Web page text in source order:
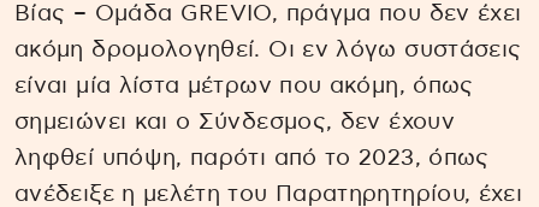
Βίας – Ομάδα GREVIO, πράγμα που δεν έχει
ακόμη δρομολογηθεί. Οι εν λόγω συστάσεις
είναι μία λίστα μέτρων που ακόμη, όπως
σημειώνει και ο Σύνδεσμος, δεν έχουν
ληφθεί υπόψη, παρότι από το 2023, όπως
ανέδειξε η μελέτη του Παρατηρητηρίου, έχει